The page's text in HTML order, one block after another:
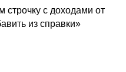
с доходами от
из справки»